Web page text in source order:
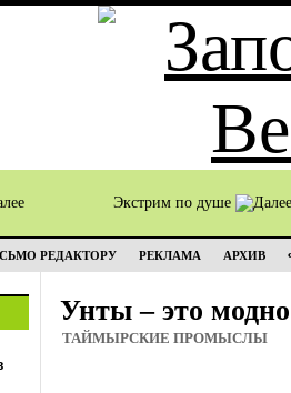
Экстрим по душе
РЕДАКТОРУ РЕКЛАМА АРХИВ
Унты – это модно
ТАЙМЫРСКИЕ ПРОМЫСЛЫ